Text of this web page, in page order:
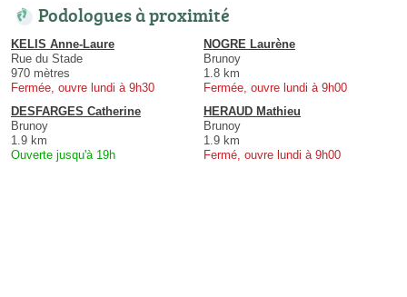
Podologues à proximité
KELIS Anne-Laure
Rue du Stade
970 mètres
Fermée, ouvre lundi à 9h30
NOGRE Laurène
Brunoy
1.8 km
Fermée, ouvre lundi à 9h00
DESFARGES Catherine
Brunoy
1.9 km
Ouverte jusqu'à 19h
HERAUD Mathieu
Brunoy
1.9 km
Fermé, ouvre lundi à 9h00